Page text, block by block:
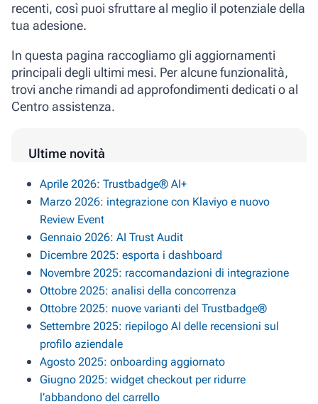
recenti, così puoi sfruttare al meglio il potenziale della
tua adesione.
In questa pagina raccogliamo gli aggiornamenti
principali degli ultimi mesi. Per alcune funzionalità,
trovi anche rimandi ad approfondimenti dedicati o al
Centro assistenza.
Ultime novità
Aprile 2026: Trustbadge® AI+
Marzo 2026: integrazione con Klaviyo e nuovo
Review Event
Gennaio 2026: AI Trust Audit
Dicembre 2025: esporta i dashboard
Novembre 2025: raccomandazioni di integrazione
Ottobre 2025: analisi della concorrenza
Ottobre 2025: nuove varianti del Trustbadge®
Settembre 2025: riepilogo AI delle recensioni sul
profilo aziendale
Agosto 2025: onboarding aggiornato
Giugno 2025: widget checkout per ridurre
l’abbandono del carrello